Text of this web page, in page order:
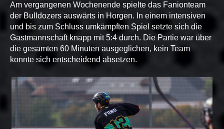
Am vergangenen Wochenende spielte das Fanionteam
der Bulldozers auswärts in Horgen. In einem intensiven
und bis zum Schluss umkämpften Spiel setzte sich die
Gastmannschaft knapp mit 5:4 durch. Die Partie war über
die gesamten 60 Minuten ausgeglichen, kein Team
konnte sich entscheidend absetzen.